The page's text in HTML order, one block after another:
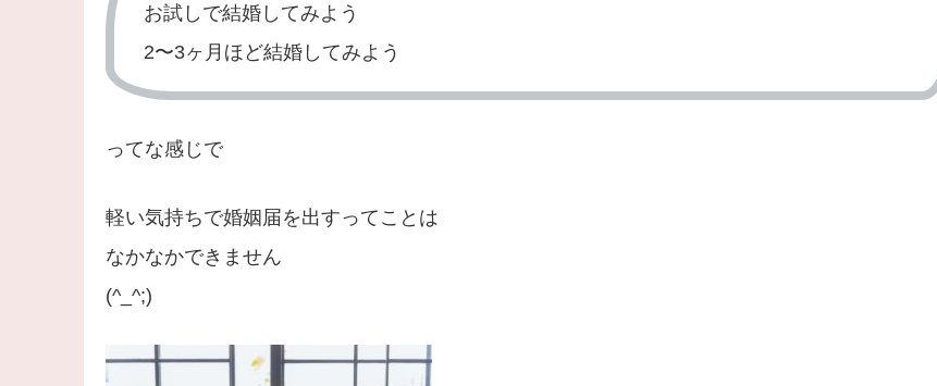
お試しで結婚してみよう
2〜3ヶ月ほど結婚してみよう
ってな感じで
軽い気持ちで婚姻届を出すってことは
なかなかできません
(^_^;)